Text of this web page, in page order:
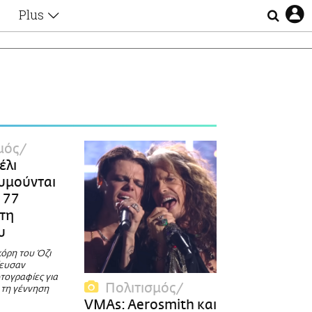
Plus
Οι Αθηναίοι
Lgbtqi+
77
του Όζι
για
γέννηση
Πολιτισμός
VMAs: Aerosmith και